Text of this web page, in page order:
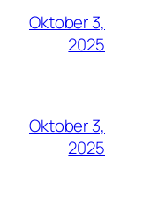
Oktober 3,
2025
Oktober 3,
2025